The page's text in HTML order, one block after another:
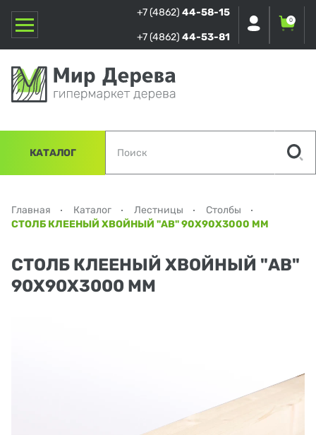
+7 (4862) 44-58-15
+7 (4862) 44-53-81
0
КАТАЛОГ
Главная Каталог Лестницы
Столбы
СТОЛБ КЛЕЕНЫЙ ХВОЙНЫЙ "АВ" 90Х90Х3000 ММ
СТОЛБ КЛЕЕНЫЙ ХВОЙНЫЙ "АВ"
90Х90Х3000 ММ